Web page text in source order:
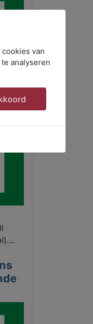
)....
van
analyseren